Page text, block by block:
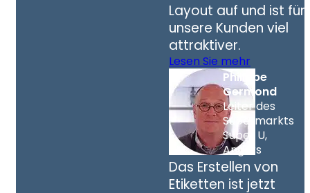
Layout auf und ist für
unsere Kunden viel
attraktiver.
Lesen Sie mehr
Philippe
Germond
Leiter des
Supermarkts
Super U,
Angers
Das Erstellen von
Etiketten ist jetzt